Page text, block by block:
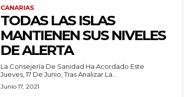
CANARIAS
TODAS LAS ISLAS
MANTIENEN SUS NIVELES
DE ALERTA
La Consejería De Sanidad Ha Acordado Este
Jueves, 17 De Junio, Tras Analizar La...
Junio 17, 2021